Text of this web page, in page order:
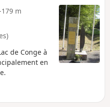
m
de Conge à
en